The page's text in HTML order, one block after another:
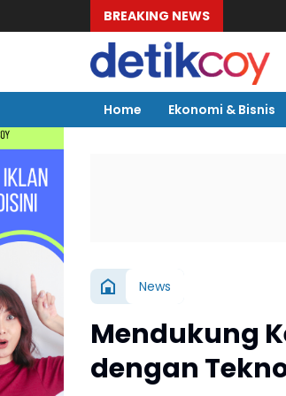
BREAKING NEWS
Home
Ekonomi & Bisnis
News
Mendukung
dengan